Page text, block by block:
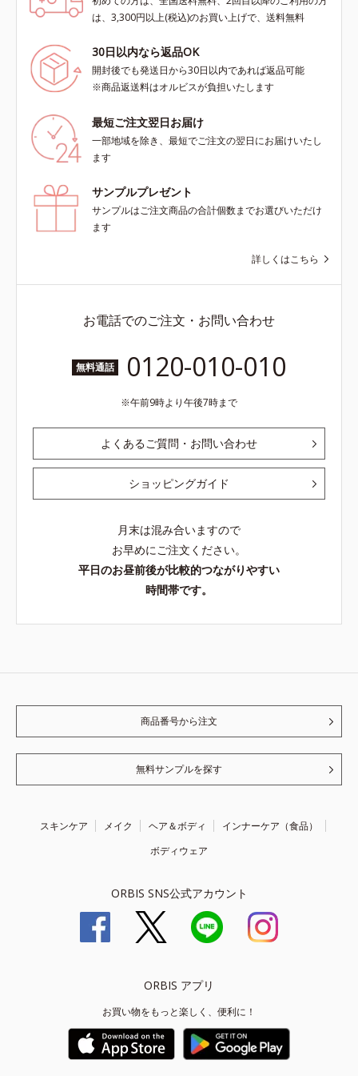
は、3,300円以上(税込)のお買い上げで、送料無料
30日以内なら返品OK
開封後でも発送日から30日以内であれば返品可能
※商品返送料はオルビスが負担いたします
最短ご注文翌日お届け
一部地域を除き、最短でご注文の翌日にお届けいたし
ます
サンプルプレゼント
サンプルはご注文商品の合計個数までお選びいただけ
ます
詳しくはこちら
お電話でのご注文・お問い合わせ
無料通話 0120-010-010
午前9時より午後7時まで
よくあるご質問・お問い合わせ
ショッピングガイド
月末は混み合いますので
お早めにご注文ください。
平日のお昼前後が比較的つながりやすい
時間帯です。
商品番号から注文
無料サンプルを探す
スキンケア メイク ヘア＆ボディ
インナーケア（食品）
ボディウェア
ORBIS SNS公式アカウント
ORBIS アプリ
お買い物をもっと楽しく、便利に！